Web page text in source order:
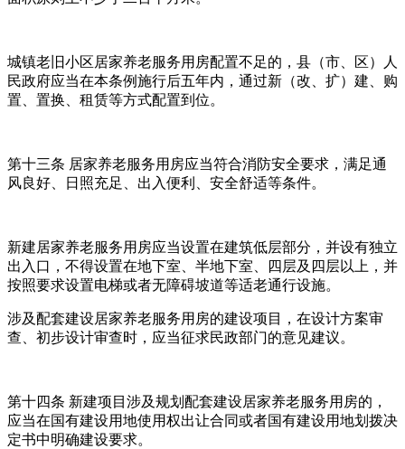
城镇老旧小区居家养老服务用房配置不足的，县（市、区）人
民政府应当在本条例施行后五年内，通过新（改、扩）建、购
置、置换、租赁等方式配置到位。
第十三条 居家养老服务用房应当符合消防安全要求，满足通
风良好、日照充足、出入便利、安全舒适等条件。
新建居家养老服务用房应当设置在建筑低层部分，并设有独立
出入口，不得设置在地下室、半地下室、四层及四层以上，并
按照要求设置电梯或者无障碍坡道等适老通行设施。
涉及配套建设居家养老服务用房的建设项目，在设计方案审
查、初步设计审查时，应当征求民政部门的意见建议。
第十四条 新建项目涉及规划配套建设居家养老服务用房的，
应当在国有建设用地使用权出让合同或者国有建设用地划拨决
定书中明确建设要求。